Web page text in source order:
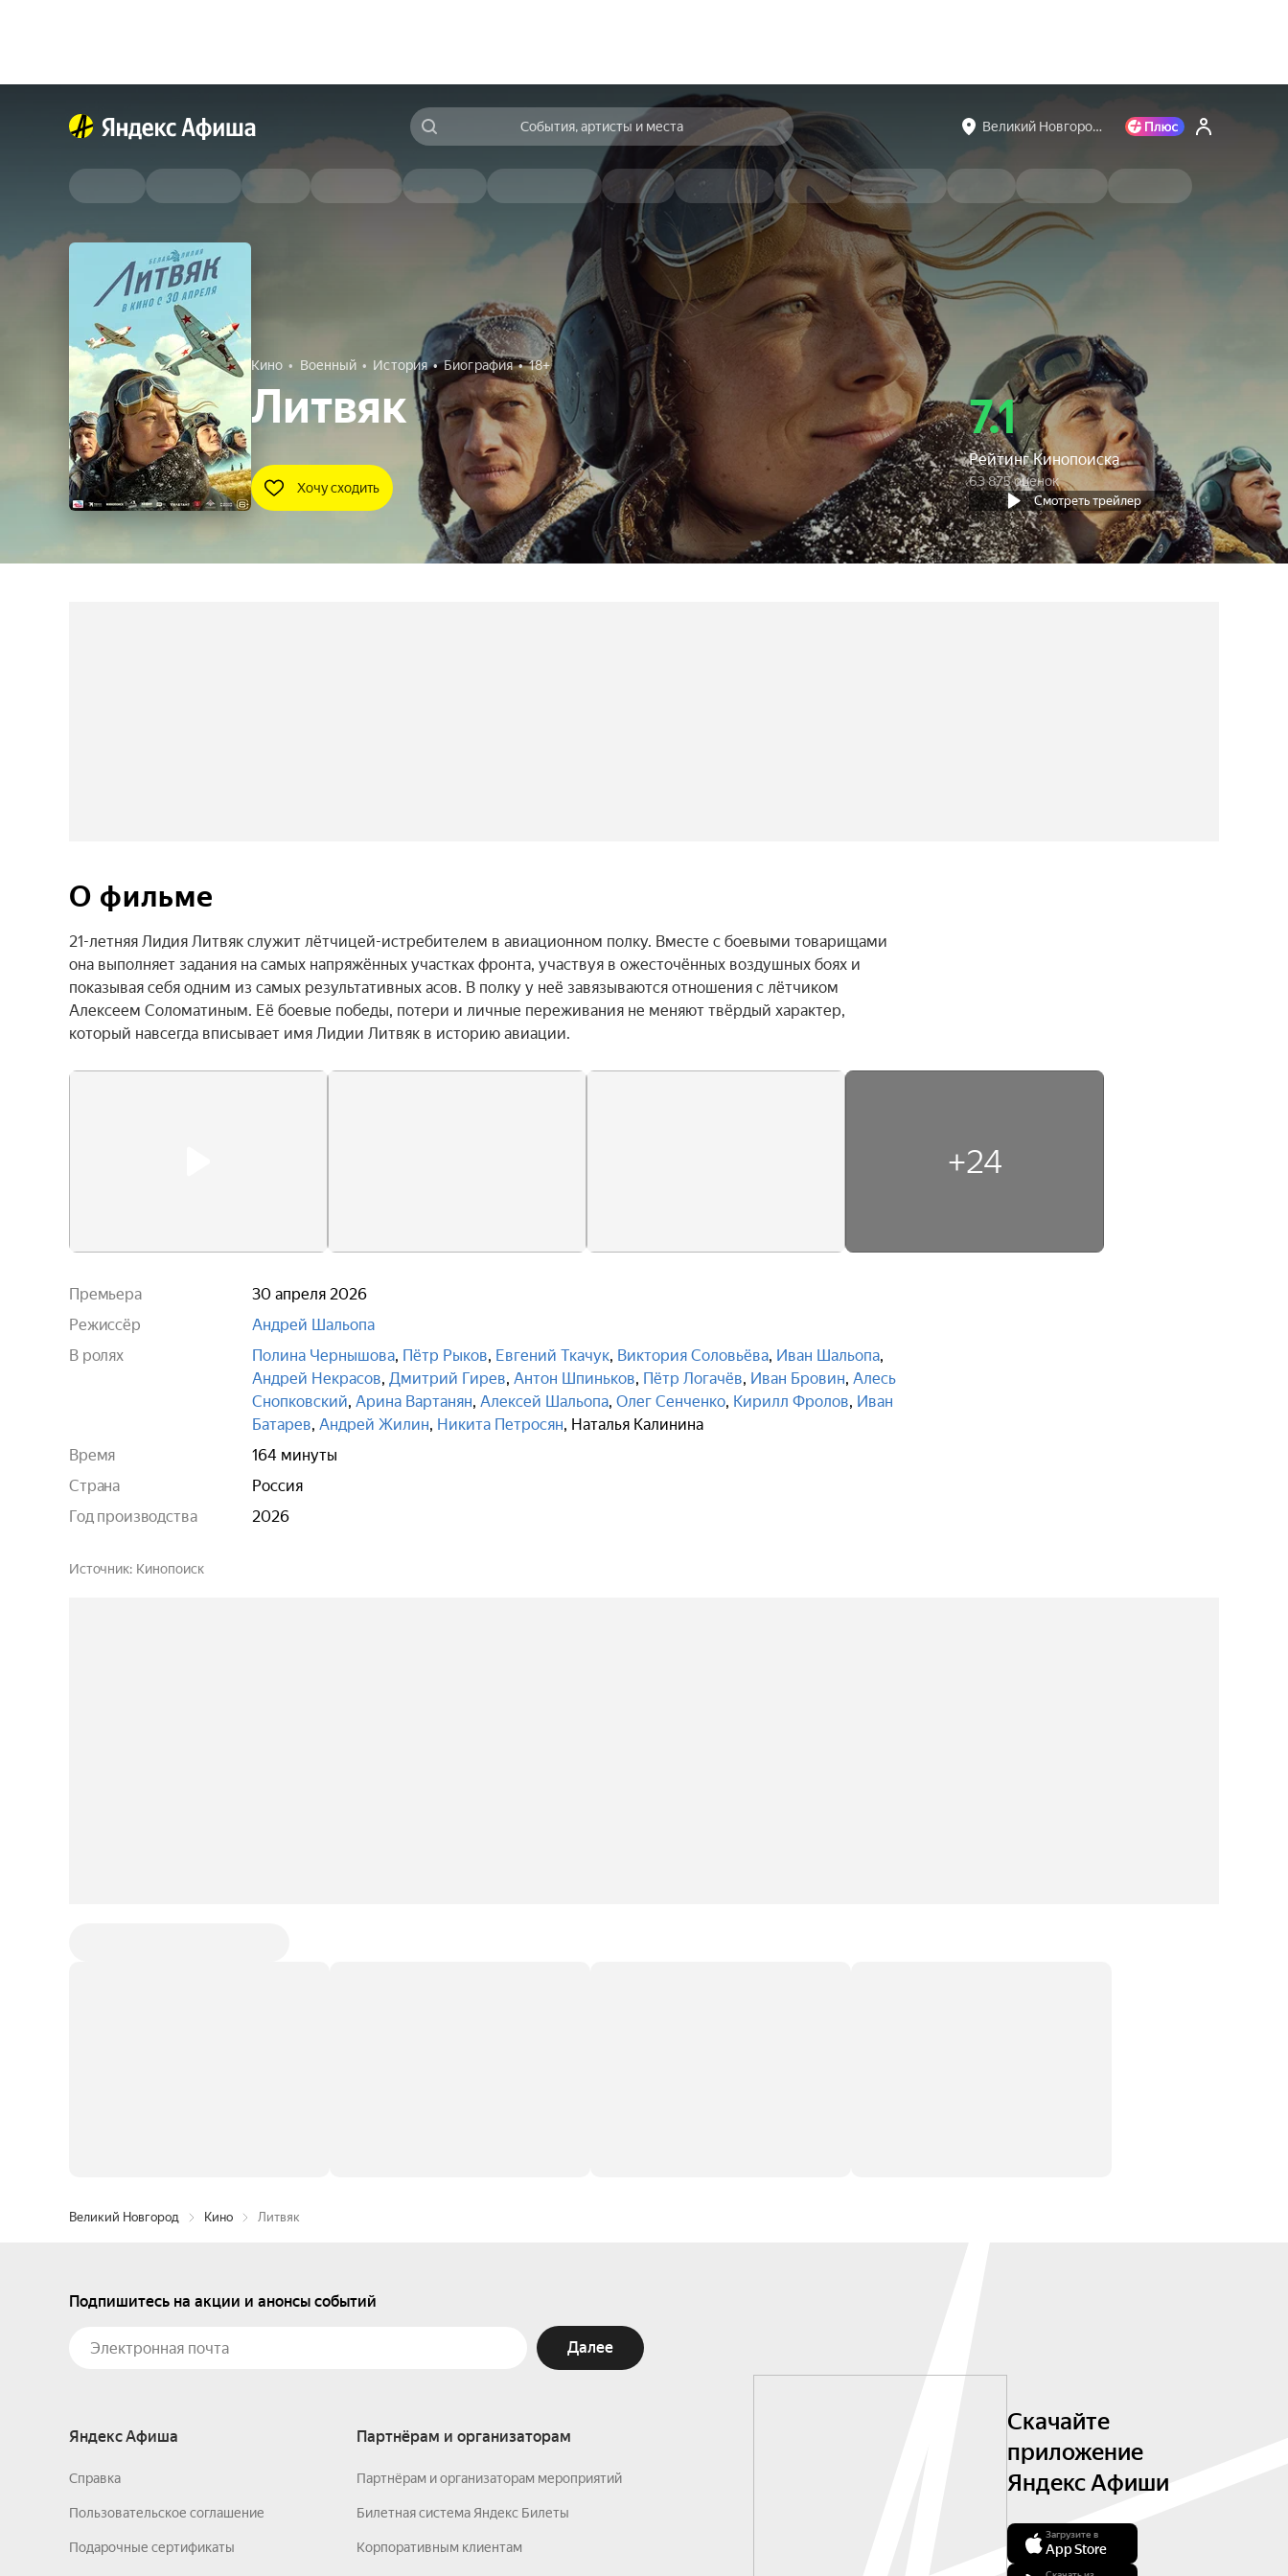
События, артисты и места Великий Новгоро…
Кино Военный История Биография 18+
Литвяк
Хочу сходить
7.1
Рейтинг Кинопоиска
63 875 оценок
Смотреть трейлер
О фильме
21-летняя Лидия Литвяк служит лётчицей-истребителем в авиационном полку. Вместе с боевыми товарищами
она выполняет задания на самых напряжённых участках фронта, участвуя в ожесточённых воздушных боях и
показывая себя одним из самых результативных асов. В полку у неё завязываются отношения с лётчиком
Алексеем Соломатиным. Её боевые победы, потери и личные переживания не меняют твёрдый характер,
который навсегда вписывает имя Лидии Литвяк в историю авиации.
+24
Премьера
30 апреля 2026
Режиссёр
Андрей Шальопа
В ролях
Полина Чернышова, Пётр Рыков, Евгений Ткачук, Виктория Соловьёва, Иван Шальопа,
Андрей Некрасов, Дмитрий Гирев, Антон Шпиньков, Пётр Логачёв, Иван Бровин, Алесь
Снопковский, Арина Вартанян, Алексей Шальопа, Олег Сенченко, Кирилл Фролов, Иван
Батарев, Андрей Жилин, Никита Петросян, Наталья Калинина
Время
164 минуты
Страна
Россия
Год производства
2026
Источник Кинопоиск
Великий Новгород Кино Литвяк
Подпишитесь на акции и анонсы событий
Далее
Яндекс Афиша
Справка
Пользовательское соглашение
Подарочные сертификаты
Партнёрам и организаторам
Партнёрам и организаторам мероприятий
Билетная система Яндекс Билеты
Корпоративным клиентам
Скачайте
приложение
Яндекс Афиши
Загрузите в
App Store